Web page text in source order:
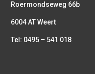
Roermondseweg 66b
6004 AT Weert
Tel: 0495 – 541 018